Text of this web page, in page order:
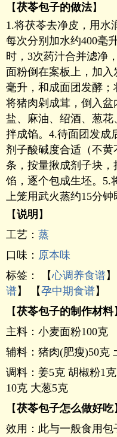
【茯苓包子的做法】
1.将茯苓去净皮，用水
每次分别加水约400毫
时，3次药汁合并滤净
面粉倒在案板上，加入
毫升，和成面团发酵
将猪肉剁成茸，倒入
盐、麻油、绍酒、葱
拌成馅。4.待面团发成
剂子酸碱度合适（不
条，按量揪成剂子块
馅，逐个包成生坯。5.
上笼用武火蒸约15分钟
【说明 】
工艺： 蒸
口味： 原本味
标签： 【心调养食谱
谱】 【孕中期食谱】
【茯苓包子的制作材料
主料：小麦面粉100克
辅料：猪肉(肥瘦)50克
调料：姜5克 胡椒粉1
10克 大葱5克
【茯苓包子怎么做好吃
效用：此与一般食用